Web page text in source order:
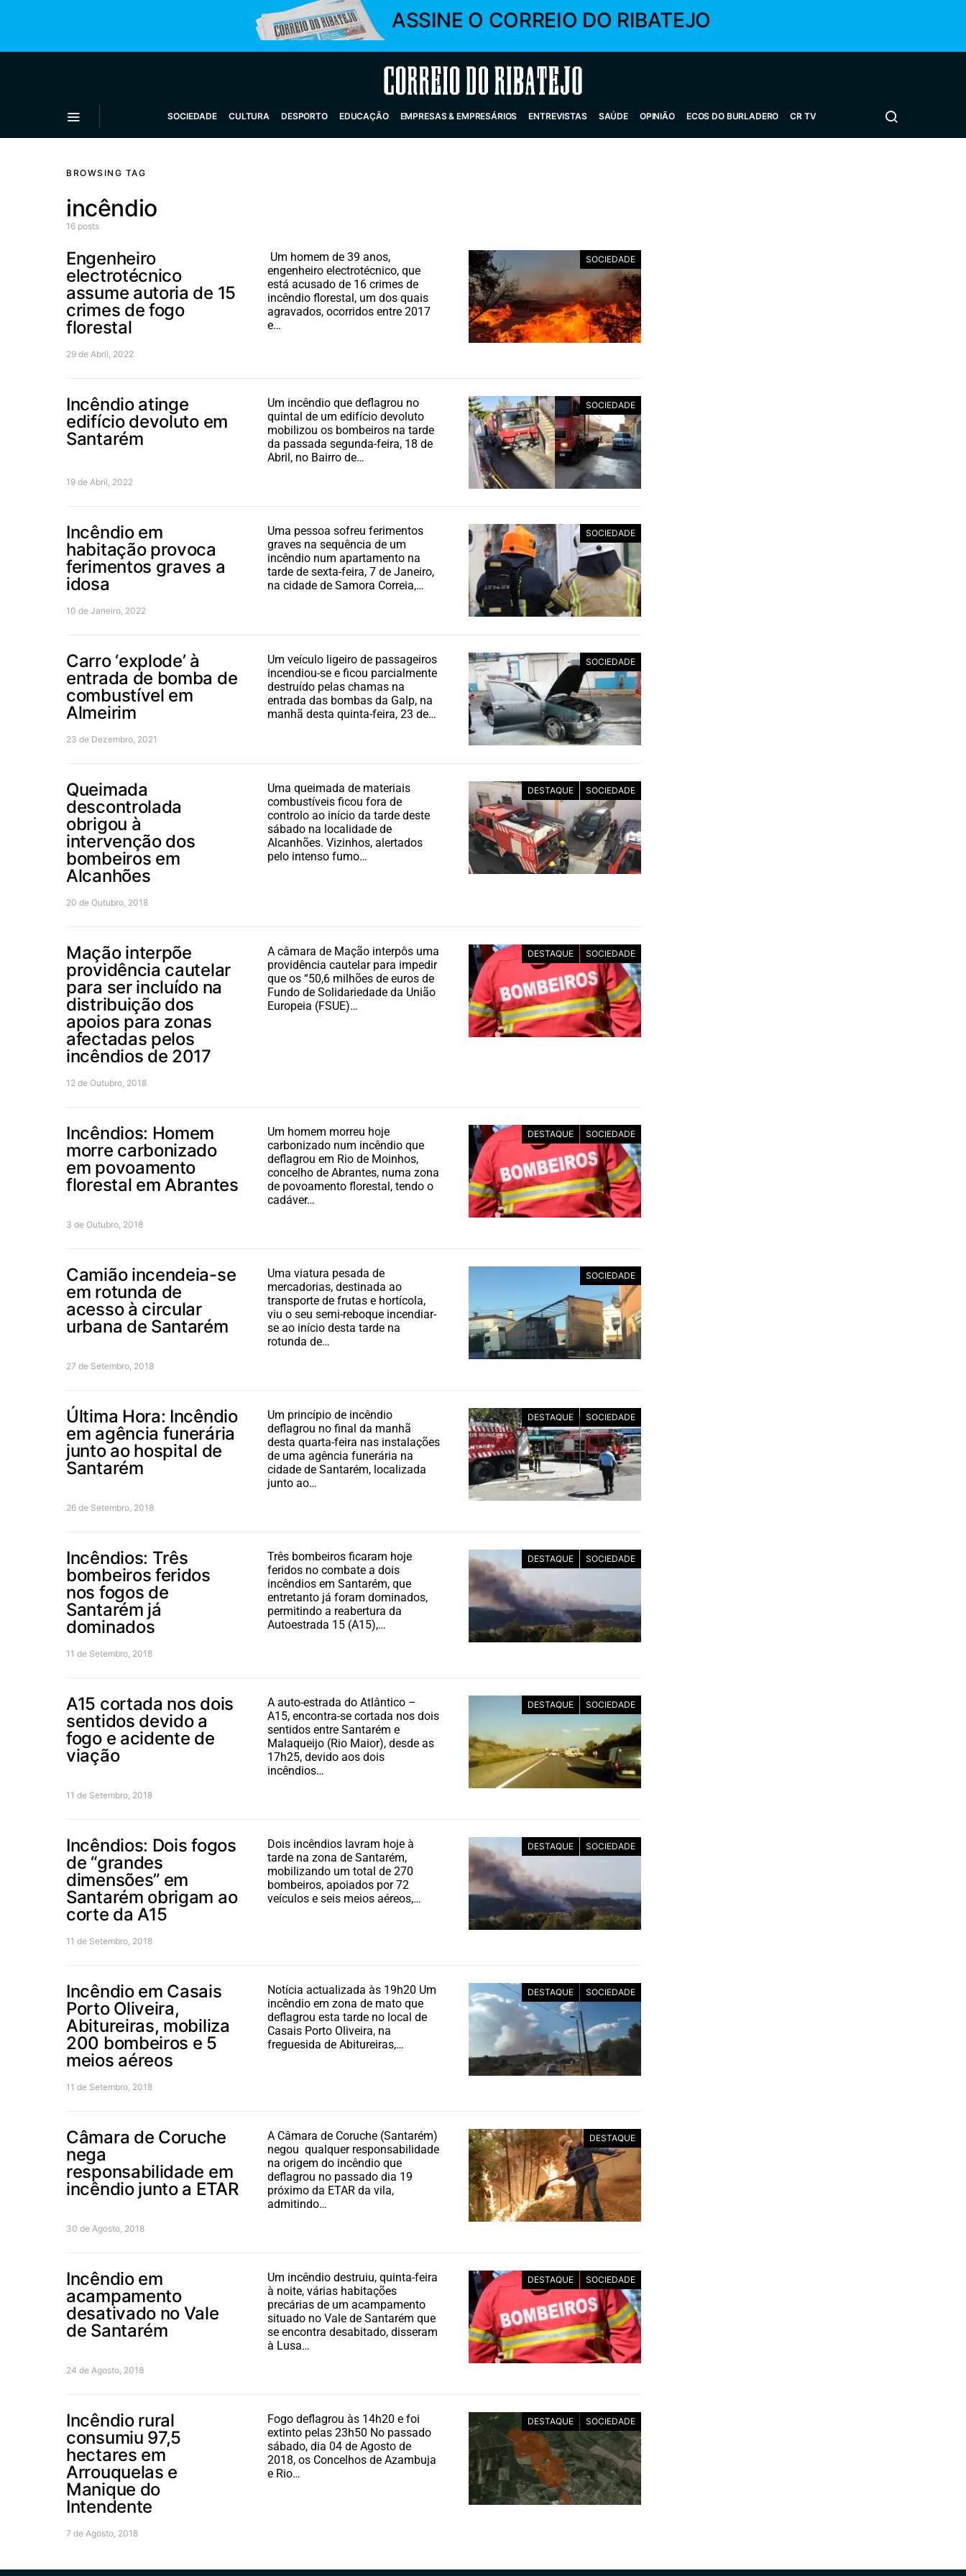
ASSINE O CORREIO DO RIBATEJO
Correio do Ribatejo
SOCIEDADE CULTURA DESPORTO EDUCAÇÃO EMPRESAS & EMPRESÁRIOS ENTREVISTAS SAÚDE OPINIÃO ECOS DO BURLADERO CR TV
BROWSING TAG
incêndio
16 posts
SOCIEDADE
Engenheiro
electrotécnico
assume autoria de 15
crimes de fogo
florestal
Um homem de 39 anos,
engenheiro electrotécnico, que
está acusado de 16 crimes de
incêndio florestal, um dos quais
agravados, ocorridos entre 2017
e…
29 de Abril, 2022
SOCIEDADE
Incêndio atinge
edifício devoluto em
Santarém
Um incêndio que deflagrou no
quintal de um edifício devoluto
mobilizou os bombeiros na tarde
da passada segunda-feira, 18 de
Abril, no Bairro de…
19 de Abril, 2022
SOCIEDADE
Incêndio em
habitação provoca
ferimentos graves a
idosa
Uma pessoa sofreu ferimentos
graves na sequência de um
incêndio num apartamento na
tarde de sexta-feira, 7 de Janeiro,
na cidade de Samora Correia,…
10 de Janeiro, 2022
SOCIEDADE
Carro ‘explode’ à
entrada de bomba de
combustível em
Almeirim
Um veículo ligeiro de passageiros
incendiou-se e ficou parcialmente
destruído pelas chamas na
entrada das bombas da Galp, na
manhã desta quinta-feira, 23 de…
23 de Dezembro, 2021
DESTAQUE SOCIEDADE
Queimada
descontrolada
obrigou à
intervenção dos
bombeiros em
Alcanhões
Uma queimada de materiais
combustíveis ficou fora de
controlo ao início da tarde deste
sábado na localidade de
Alcanhões. Vizinhos, alertados
pelo intenso fumo…
20 de Outubro, 2018
DESTAQUE SOCIEDADE
Mação interpõe
providência cautelar
para ser incluído na
distribuição dos
apoios para zonas
afectadas pelos
incêndios de 2017
A câmara de Mação interpôs uma
providência cautelar para impedir
que os “50,6 milhões de euros de
Fundo de Solidariedade da União
Europeia (FSUE)…
12 de Outubro, 2018
DESTAQUE SOCIEDADE
Incêndios: Homem
morre carbonizado
em povoamento
florestal em Abrantes
Um homem morreu hoje
carbonizado num incêndio que
deflagrou em Rio de Moinhos,
concelho de Abrantes, numa zona
de povoamento florestal, tendo o
cadáver…
3 de Outubro, 2018
SOCIEDADE
Camião incendeia-se
em rotunda de
acesso à circular
urbana de Santarém
Uma viatura pesada de
mercadorias, destinada ao
transporte de frutas e hortícola,
viu o seu semi-reboque incendiar-
se ao início desta tarde na
rotunda de…
27 de Setembro, 2018
DESTAQUE SOCIEDADE
Última Hora: Incêndio
em agência funerária
junto ao hospital de
Santarém
Um princípio de incêndio
deflagrou no final da manhã
desta quarta-feira nas instalações
de uma agência funerária na
cidade de Santarém, localizada
junto ao…
26 de Setembro, 2018
DESTAQUE SOCIEDADE
Incêndios: Três
bombeiros feridos
nos fogos de
Santarém já
dominados
Três bombeiros ficaram hoje
feridos no combate a dois
incêndios em Santarém, que
entretanto já foram dominados,
permitindo a reabertura da
Autoestrada 15 (A15),…
11 de Setembro, 2018
DESTAQUE SOCIEDADE
A15 cortada nos dois
sentidos devido a
fogo e acidente de
viação
A auto-estrada do Atlântico –
A15, encontra-se cortada nos dois
sentidos entre Santarém e
Malaqueijo (Rio Maior), desde as
17h25, devido aos dois
incêndios…
11 de Setembro, 2018
DESTAQUE SOCIEDADE
Incêndios: Dois fogos
de “grandes
dimensões” em
Santarém obrigam ao
corte da A15
Dois incêndios lavram hoje à
tarde na zona de Santarém,
mobilizando um total de 270
bombeiros, apoiados por 72
veículos e seis meios aéreos,…
11 de Setembro, 2018
DESTAQUE SOCIEDADE
Incêndio em Casais
Porto Oliveira,
Abitureiras, mobiliza
200 bombeiros e 5
meios aéreos
Notícia actualizada às 19h20 Um
incêndio em zona de mato que
deflagrou esta tarde no local de
Casais Porto Oliveira, na
freguesida de Abitureiras,…
11 de Setembro, 2018
DESTAQUE
Câmara de Coruche
nega
responsabilidade em
incêndio junto a ETAR
A Câmara de Coruche (Santarém)
negou qualquer responsabilidade
na origem do incêndio que
deflagrou no passado dia 19
próximo da ETAR da vila,
admitindo…
30 de Agosto, 2018
DESTAQUE SOCIEDADE
Incêndio em
acampamento
desativado no Vale
de Santarém
Um incêndio destruiu, quinta-feira
à noite, várias habitações
precárias de um acampamento
situado no Vale de Santarém que
se encontra desabitado, disseram
à Lusa…
24 de Agosto, 2018
DESTAQUE SOCIEDADE
Incêndio rural
consumiu 97,5
hectares em
Arrouquelas e
Manique do
Intendente
Fogo deflagrou às 14h20 e foi
extinto pelas 23h50 No passado
sábado, dia 04 de Agosto de
2018, os Concelhos de Azambuja
e Rio…
7 de Agosto, 2018